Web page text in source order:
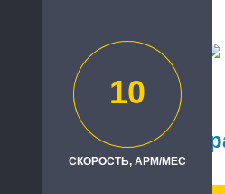
10
СКОРОСТЬ, АРМ/МЕС
ИП Нефедов Д.Н.
Исполнитель
"1С:Первый Бит,